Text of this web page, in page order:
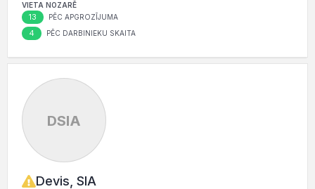
VIETA NOZARĒ
13 PĒC APGROZĪJUMA
4 PĒC DARBINIEKU SKAITA
DSIA
Devis, SIA